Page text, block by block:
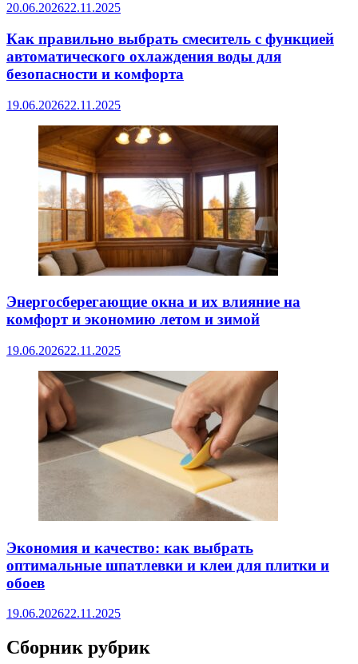
20.06.202622.11.2025
Как правильно выбрать смеситель с функцией
автоматического охлаждения воды для
безопасности и комфорта
19.06.202622.11.2025
Энергосберегающие окна и их влияние на
комфорт и экономию летом и зимой
19.06.202622.11.2025
Экономия и качество: как выбрать
оптимальные шпатлевки и клеи для плитки и
обоев
19.06.202622.11.2025
Сборник рубрик